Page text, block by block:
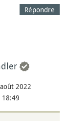
Répondre
2022
18:49